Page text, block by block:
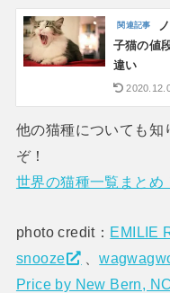
子猫の値
違い
他の猫種についても知
ぞ！
世界の猫種一覧まとめ
photo credit： EMILIE
snooze
、
Price by New Bern,